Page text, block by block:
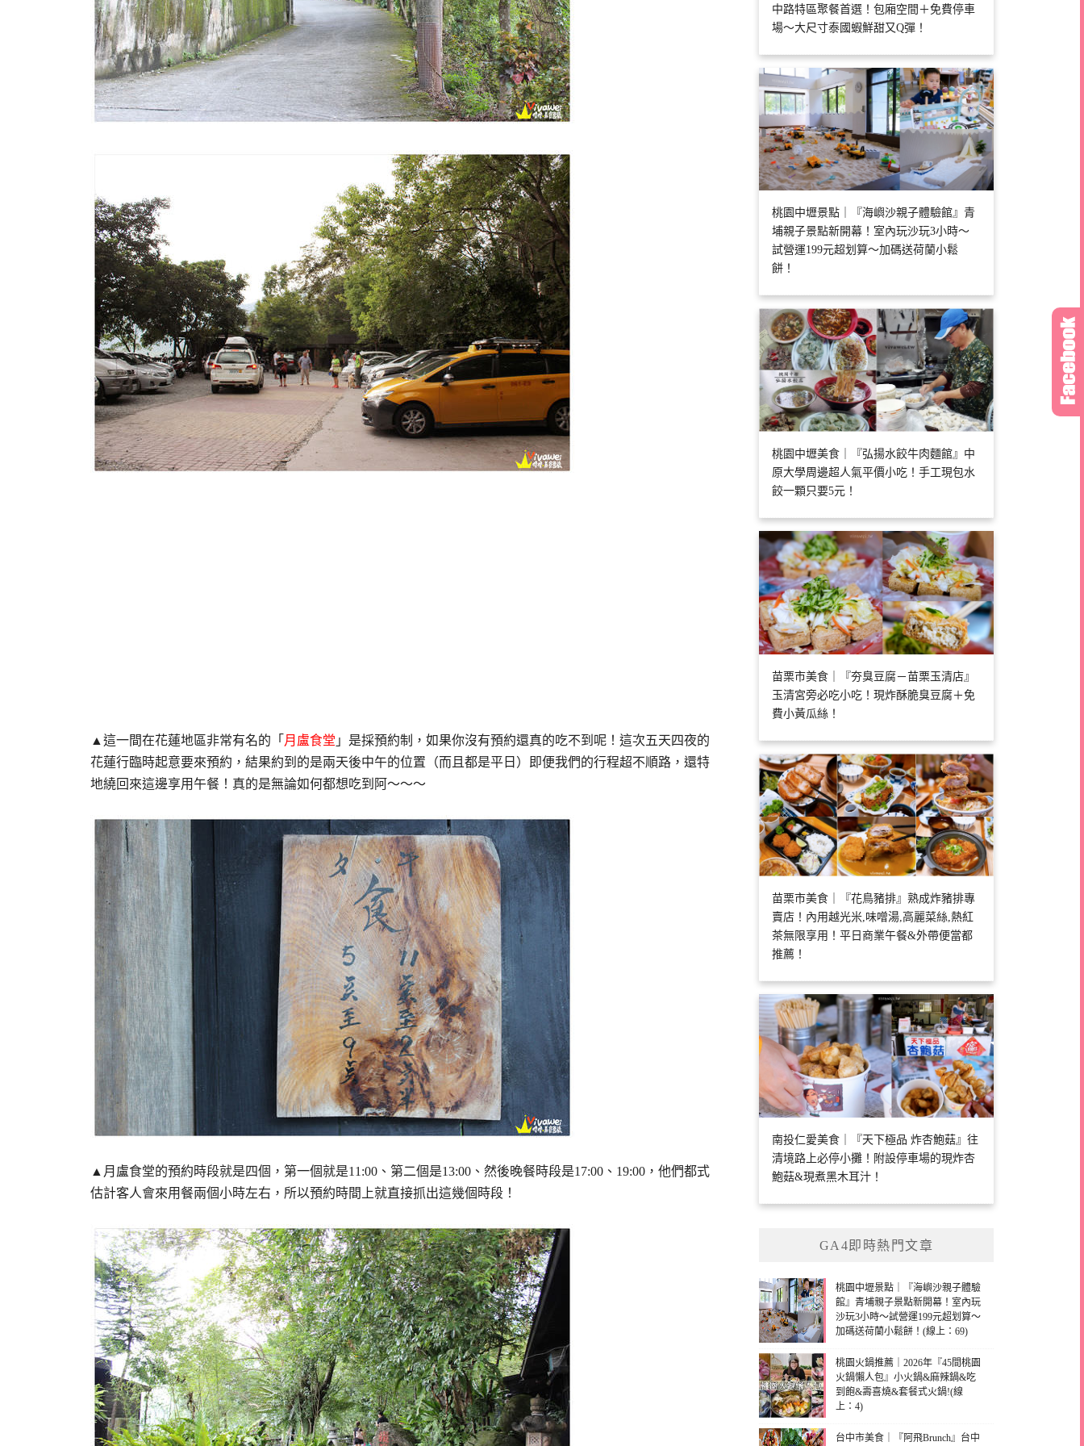
▲這一間在花蓮地區非常有名的「 月盧食堂 」是採預約制，如果你沒有預約還真的吃不到呢！這次五天四夜的
花蓮行臨時起意要來預約，結果約到的是兩天後中午的位置（而且都是平日）即便我們的行程超不順路，還特
地繞回來這邊享用午餐！真的是無論如何都想吃到阿～～～
▲月盧食堂的預約時段就是四個，第一個就是11:00、第二個是13:00、然後晚餐時段是17:00、19:00，他們都式
估計客人會來用餐兩個小時左右，所以預約時間上就直接抓出這幾個時段！
中路特區聚餐首選！包廂空間＋免費停車
場～大尺寸泰國蝦鮮甜又Q彈！
桃園中壢景點｜『海嶼沙親子體驗館』青
埔親子景點新開幕！室內玩沙玩3小時～
試營運199元超划算～加碼送荷蘭小鬆
餅！
桃園中壢美食｜『弘揚水餃牛肉麵館』中
原大學周邊超人氣平價小吃！手工現包水
餃一顆只要5元！
苗栗市美食｜『夯臭豆腐－苗栗玉清店』
玉清宮旁必吃小吃！現炸酥脆臭豆腐＋免
費小黃瓜絲！
苗栗市美食｜『花鳥豬排』熟成炸豬排專
賣店！內用越光米,味噌湯,高麗菜絲,熱紅
茶無限享用！平日商業午餐&外帶便當都
推薦！
南投仁愛美食｜『天下極品 炸杏鮑菇』往
清境路上必停小攤！附設停車場的現炸杏
鮑菇&現煮黑木耳汁！
GA4即時熱門文章
桃園中壢景點｜『海嶼沙親子體驗
館』青埔親子景點新開幕！室內玩
沙玩3小時～試營運199元超划算～
加碼送荷蘭小鬆餅！(線上：69)
桃園火鍋推薦｜2026年『45間桃園
火鍋懶人包』小火鍋&麻辣鍋&吃
到飽&壽喜燒&套餐式火鍋!(線
上：4)
台中市美食｜『阿飛Brunch』台中